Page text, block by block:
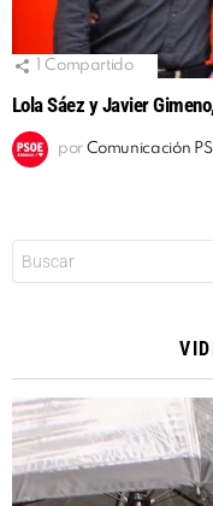
Compartido
Lola Sáez y Javier
por Comunicación
Reproductor
de
vídeo